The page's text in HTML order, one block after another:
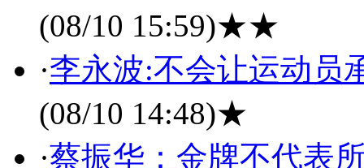
(08/10 15:59)★★
·李永波:不会让运动员
(08/10 14:48)★
·蔡振华：金牌不代表